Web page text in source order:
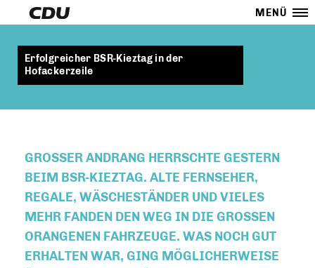
MENÜ
Erfolgreicher BSR-Kieztag in der
Hofackerzeile
GROSSER ANDRANG HERRSCHTE GESTERN B
EIM BSR-KIEZTAG. ALTE FERNSEHER, R
EGALE, WÄSCHESTÄNDER UND VIELES M
EHR FANDEN DEN WEG IN DIE GROSSEN OR
ANGENEN FAHRZEUGE. WAS NOCH GUT ER
HALTEN WAR, GING MÖGLICHERWEISE ÜB